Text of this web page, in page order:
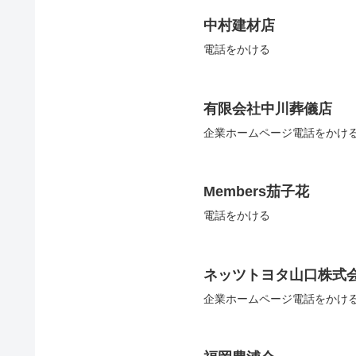
中村建材店
電話をかける
有限会社中川葬儀店
企業ホームページ電話をかけ
Members茄子花
電話をかける
ネッツトヨタ山口株式
企業ホームページ電話をかけ